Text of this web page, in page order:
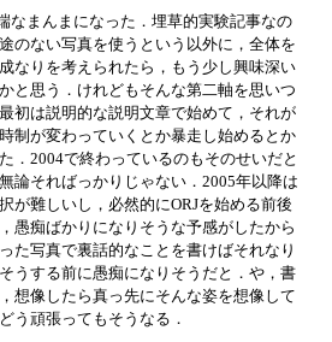
なまんまになった．埋草的実験記事なの
のない写真を使うという以外に，全体を
なりを考えられたら，もう少し興味深い
と思う．けれどもそんな第二軸を思いつ
初は説明的な説明文章で始めて，それが
制が変わっていくとか暴走し始めるとか
．2004で終わっているのもそのせいだと
論そればっかりじゃない．2005年以降は
が難しいし，必然的にORJを始める前後
愚痴ばかりになりそうな予感がしたから
た写真で裏話的なことを書けばそれなり
うする前に愚痴になりそうだと．や，書
想像したら真っ先にそんな姿を想像して
う頑張ってもそうなる．